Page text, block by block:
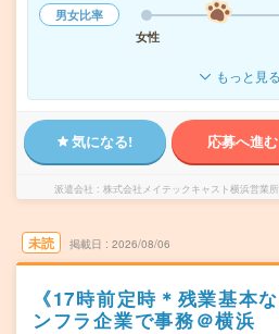
男女比率
女性
もっと見る
気になる! 応募へ進む
派遣会社 株式会社メイテックキャスト横浜営業
未読 掲載日 2026/08/06
《17時前定時＊残業基本
ンフラ企業で事務＠横浜